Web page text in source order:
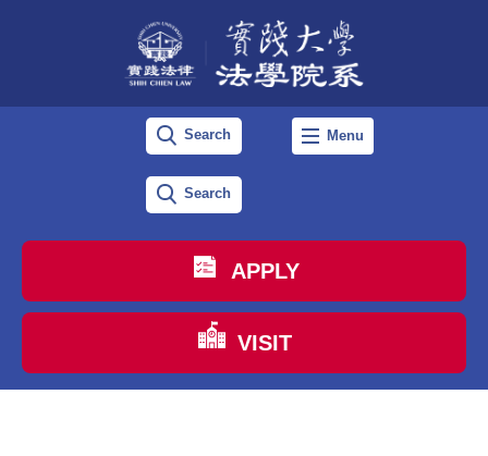
Search Menu
Search
APPLY
VISIT